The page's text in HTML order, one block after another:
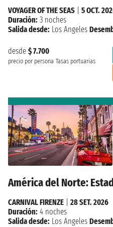
desde $ 7.700
precio por persona Tasas portuarias
VOYAGER OF THE SEAS
5 OCT.
Duración: 3 noches
Salida desde: Los Angeles
América del Norte:
CARNIVAL FIRENZE
28 SET. 2026
Duración: 4 noches
Salida desde: Los Angeles